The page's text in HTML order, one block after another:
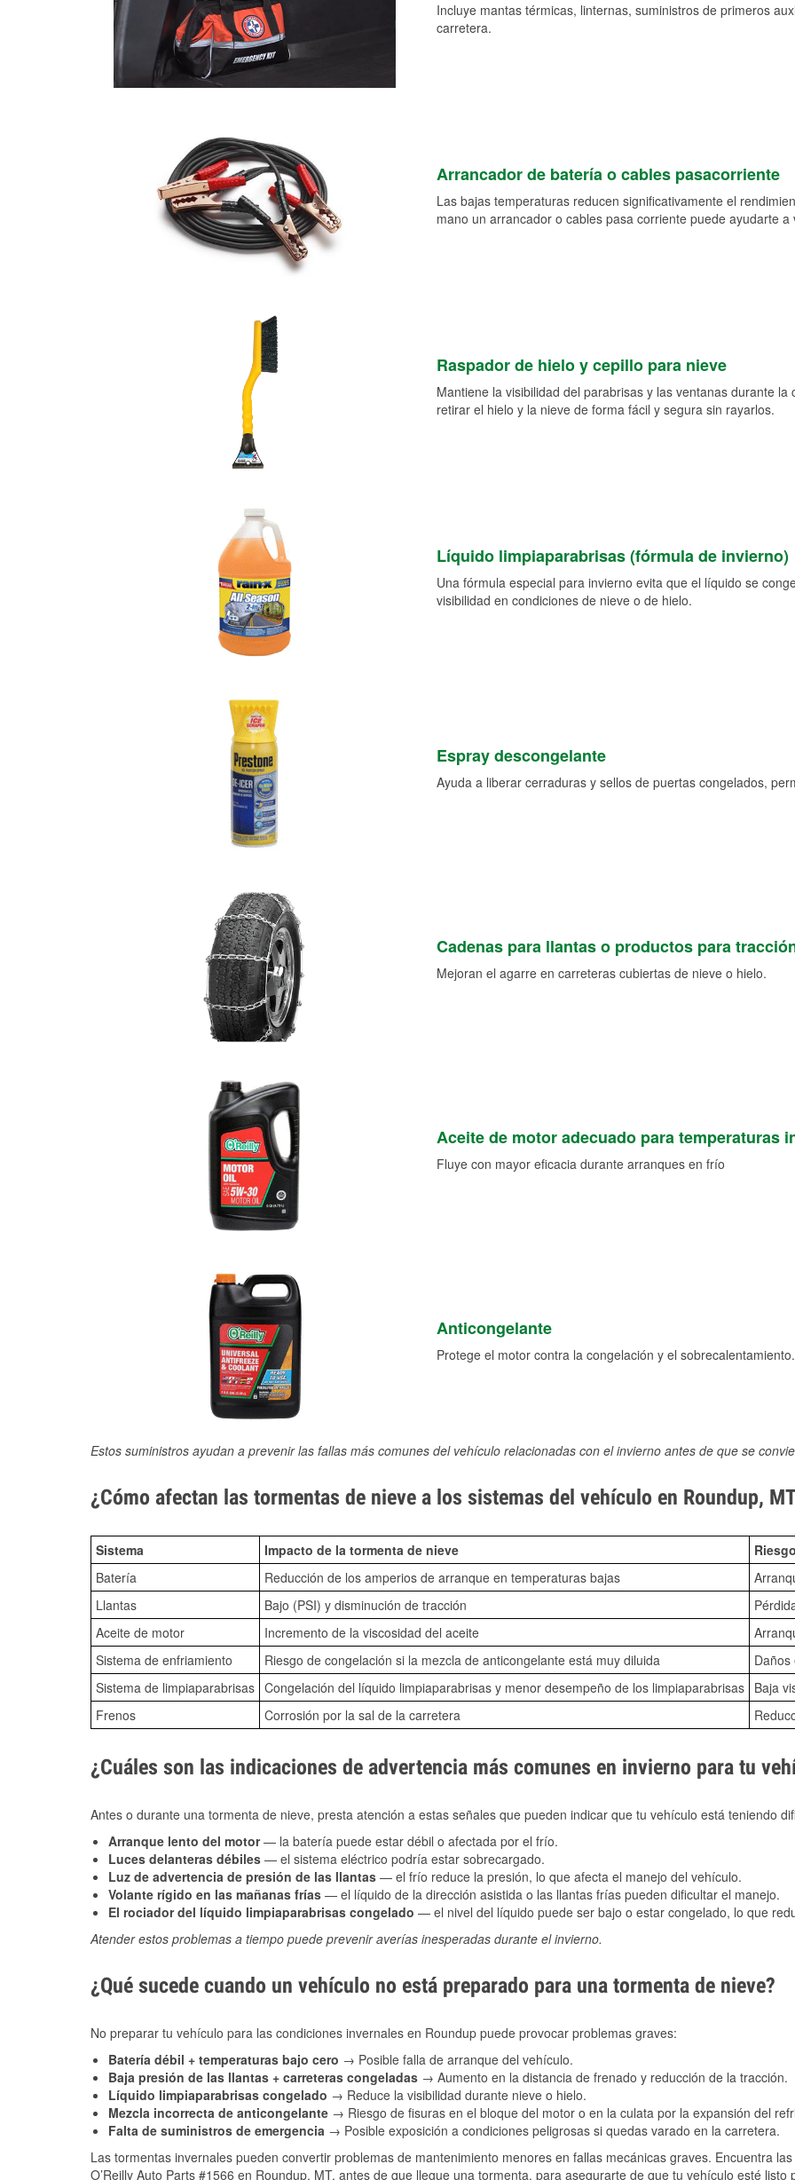
Incluye mantas térmicas, linternas, suministros de primeros
carretera.
Arrancador de batería o cables pasacorriente
Las bajas temperaturas reducen significativamente el
mano un arrancador o cables pasa corriente puede ayudarte
Raspador de hielo y cepillo para nieve
Mantiene la visibilidad del parabrisas y las ventanas durante
retirar el hielo y la nieve de forma fácil y segura sin rayarlos.
Líquido limpiaparabrisas (fórmula de invierno)
Una fórmula especial para invierno evita que el líquido se
visibilidad en condiciones de nieve o de hielo.
Espray descongelante
Ayuda a liberar cerraduras y sellos de puertas congelados,
Cadenas para llantas o productos para
Mejoran el agarre en carreteras cubiertas de nieve o hielo.
Aceite de motor adecuado para temperaturas
Fluye con mayor eficacia durante arranques en frío
Anticongelante
Protege el motor contra la congelación y el sobrecalentamiento.
Estos suministros ayudan a prevenir las fallas más comunes del vehículo relacionadas con el invierno antes de que se
¿Cómo afectan las tormentas de nieve a los sistemas del vehículo en Roundup,
Sistema Impacto de la tormenta de nieve
Batería
Reducción de los amperios de arranque en temperaturas bajas
Llantas
Bajo (PSI) y disminución de tracción
Aceite de motor
Incremento de la viscosidad del aceite
Sistema de enfriamiento
Riesgo de congelación si la mezcla de anticongelante está muy diluida
Sistema de limpiaparabrisas Congelación del líquido limpiaparabrisas y menor desempeño de los limpiaparabrisas Baja
Frenos
Corrosión por la sal de la carretera
¿Cuáles son las indicaciones de advertencia más comunes en invierno para tu
Antes o durante una tormenta de nieve, presta atención a estas señales que pueden indicar que tu vehículo está teniendo
Arranque lento del motor— la batería puede estar débil o afectada por el frío.
Luces delanteras débiles — el sistema eléctrico podría estar sobrecargado.
Luz de advertencia de presión de las llantas — el frío reduce la presión, lo que afecta el manejo del vehículo.
Volante rígido en las mañanas frías — el líquido de la dirección asistida o las llantas frías pueden dificultar el manejo.
El rociador del líquido limpiaparabrisas congelado — el nivel del líquido puede ser bajo o estar congelado, lo que
Atender estos problemas a tiempo puede prevenir averías inesperadas durante el invierno.
¿Qué sucede cuando un vehículo no está preparado para una tormenta de nieve?
No preparar tu vehículo para las condiciones invernales en Roundup puede provocar problemas graves:
Batería débil + temperaturas bajo cero → Posible falla de arranque del vehículo.
Baja presión de las llantas + carreteras congeladas → Aumento en la distancia de frenado y reducción de la tracción.
Líquido limpiaparabrisas congelado → Reduce la visibilidad durante nieve o hielo.
Mezcla incorrecta de anticongelante → Riesgo de fisuras en el bloque del motor o en la culata por la expansión del
Falta de suministros de emergencia → Posible exposición a condiciones peligrosas si quedas varado en la carretera.
Las tormentas invernales pueden convertir problemas de mantenimiento menores en fallas mecánicas graves. Encuentra
O’Reilly Auto Parts #1566 en Roundup, MT, antes de que llegue una tormenta, para asegurarte de que tu vehículo esté listo